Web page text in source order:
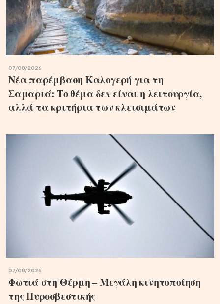
07/08/2026
Νέα παρέμβαση Καλογερή για τη
Σαμαριά: Το θέμα δεν είναι η λειτουργία,
αλλά τα κριτήρια των κλεισιμάτων
07/08/2026
Φωτιά στη Θέρμη – Μεγάλη κινητοποίηση
της Πυροσβεστικής